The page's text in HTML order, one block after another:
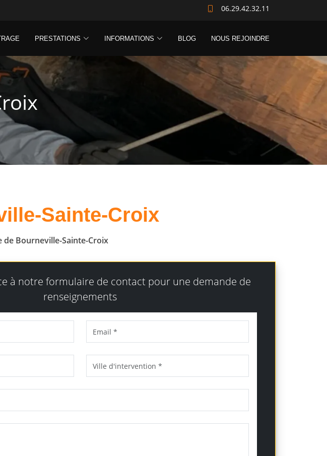
06.29.42.32.11
PRESTATIONS INFORMATIONS BLOG NOUS REJOINDRE
Sainte-Croix
Bourneville-Sainte-Croix
à notre formulaire de contact pour une demande de
renseignements